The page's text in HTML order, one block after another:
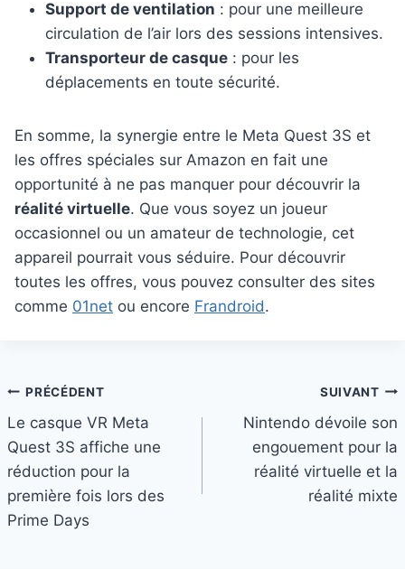
Support de ventilation : pour une meilleure
circulation de l’air lors des sessions intensives.
Transporteur de casque : pour les
déplacements en toute sécurité.
En somme, la synergie entre le Meta Quest 3S et
les offres spéciales sur Amazon en fait une
opportunité à ne pas manquer pour découvrir la
réalité virtuelle. Que vous soyez un joueur
occasionnel ou un amateur de technologie, cet
appareil pourrait vous séduire. Pour découvrir
toutes les offres, vous pouvez consulter des sites
comme 01net ou encore Frandroid.
Navigation
de
l’article
PRÉCÉDENT
Le casque VR Meta
Quest 3S affiche une
réduction pour la
première fois lors des
Prime Days
SUIVANT
Nintendo dévoile son
engouement pour la
réalité virtuelle et la
réalité mixte